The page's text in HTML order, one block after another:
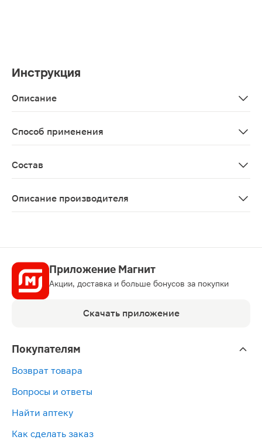
Инструкция
Описание
Способ применения
Состав
Описание производителя
Приложение Магнит
Акции, доставка и больше бонусов за покупки
Скачать приложение
Покупателям
Возврат товара
Вопросы и ответы
Найти аптеку
Как сделать заказ